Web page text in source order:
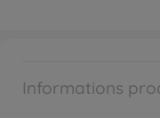
Informations